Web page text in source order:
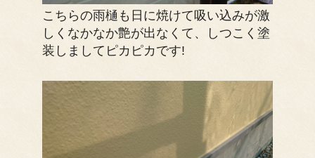
こちらの雨樋も日に焼けて吸い込みが激
しくなかなか艶が出なくて、しつこく塗
装しましてピカピカです!